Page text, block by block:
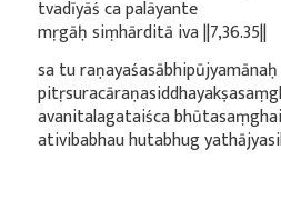
tvadīyāś ca palāyante
mṛgāḥ siṃhārditā iva ||7,36.35||
sa tu raṇayaśasābhipūjyamānaḥ
avanitalagataiśca
ativibabhau hutabhug